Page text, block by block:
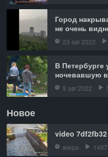
Город
не очень
23 авг 2022
В
ночевавшую в
9 авг 2022
Новое
video
вчера